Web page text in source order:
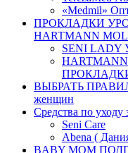
«Medmil»
ПРОКЛАДКИ
HARTMANN
SENI
ВЫБРАТЬ
женщин
Средства по уходу
Seni Care
Abena (
BABY MOM